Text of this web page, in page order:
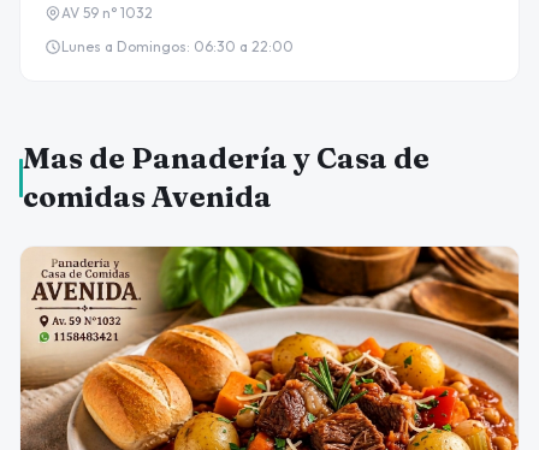
AV 59 n° 1032
Lunes a Domingos: 06:30 a 22:00
Mas de Panadería y Casa de
comidas Avenida